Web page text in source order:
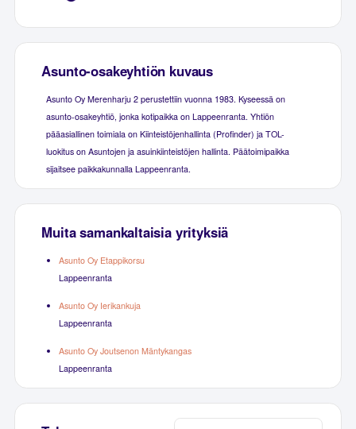
Asunto-osakeyhtiön kuvaus
Asunto Oy Merenharju 2 perustettiin vuonna 1983. Kyseessä on
asunto-osakeyhtiö, jonka kotipaikka on Lappeenranta. Yhtiön
pääasiallinen toimiala on Kiinteistöjenhallinta (Profinder) ja TOL-
luokitus on Asuntojen ja asuinkiinteistöjen hallinta. Päätoimipaikka
sijaitsee paikkakunnalla Lappeenranta.
Muita samankaltaisia yrityksiä
Asunto Oy Etappikorsu
Lappeenranta
Asunto Oy Ierikankuja
Lappeenranta
Asunto Oy Joutsenon Mäntykangas
Lappeenranta